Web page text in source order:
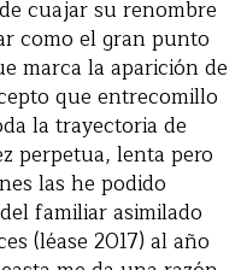
cuajar su renombre
como el gran punto
marca la aparición de
que entrecomillo
la trayectoria de
perpetua, lenta pero
las he podido
familiar asimilado
(léase 2017) al año